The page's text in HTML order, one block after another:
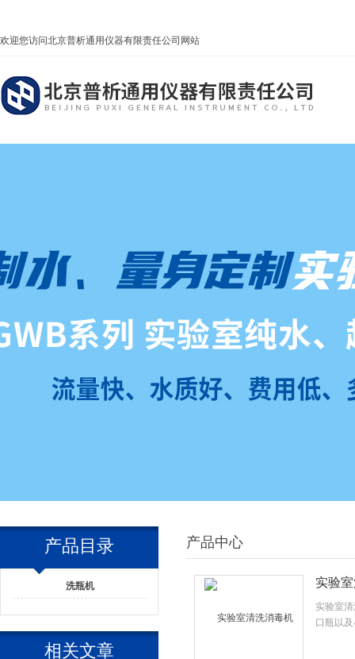
欢迎您访问北京普析通用仪器有限责任公司网站
产品目录
洗瓶机
相关文章
产品中心
实验
实验室
口瓶以